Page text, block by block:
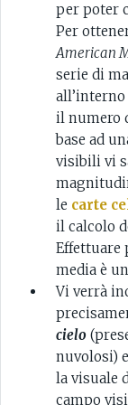
per poter
Per
American
serie di
il numero
base ad
visibili vi
le carte
il calcolo
Effettuare
media è
Vi verrà
cielo
nuvolosi)
la visuale
campo